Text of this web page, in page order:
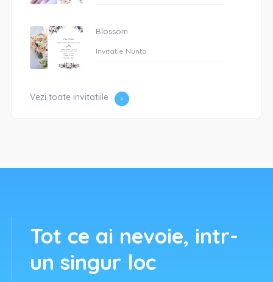
Blossom
Invitatie Nunta
Vezi toate invitatiile
Tot ce ai nevoie, intr-
un singur loc